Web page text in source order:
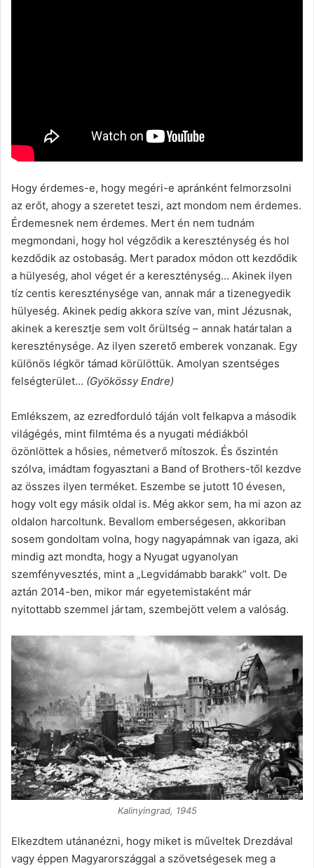
Hogy érdemes-e, hogy megéri-e apránként felmorzsolni
az erőt, ahogy a szeretet teszi, azt mondom nem érdemes.
Érdemesnek nem érdemes. Mert én nem tudnám
megmondani, hogy hol végződik a kereszténység és hol
kezdődik az ostobaság. Mert paradox módon ott kezdődik
a hülyeség, ahol véget ér a kereszténység… Akinek ilyen
tíz centis kereszténysége van, annak már a tizenegyedik
hülyeség. Akinek pedig akkora szíve van, mint Jézusnak,
akinek a keresztje sem volt őrültség – annak határtalan a
kereszténysége. Az ilyen szerető emberek vonzanak. Egy
különös légkör támad körülöttük. Amolyan szentséges
felségterület… (Gyökössy Endre)
Emlékszem, az ezredforduló táján volt felkapva a második
világégés, mint filmtéma és a nyugati médiákból
özönlöttek a hősies, németverő mítoszok. És őszintén
szólva, imádtam fogyasztani a Band of Brothers-től kezdve
az összes ilyen terméket. Eszembe se jutott 10 évesen,
hogy volt egy másik oldal is. Még akkor sem, ha mi azon az
oldalon harcoltunk. Bevallom emberségesen, akkoriban
sosem gondoltam volna, hogy nagyapámnak van igaza, aki
mindig azt mondta, hogy a Nyugat ugyanolyan
szemfényvesztés, mint a „Legvidámabb barakk” volt. De
aztán 2014-ben, mikor már egyetemistaként már
nyitottabb szemmel jártam, szembejött velem a valóság.
Kalinyingrad, 1945
Elkezdtem utánanézni, hogy miket is műveltek Drezdával
vagy éppen Magyarországgal a szövetségesek meg a